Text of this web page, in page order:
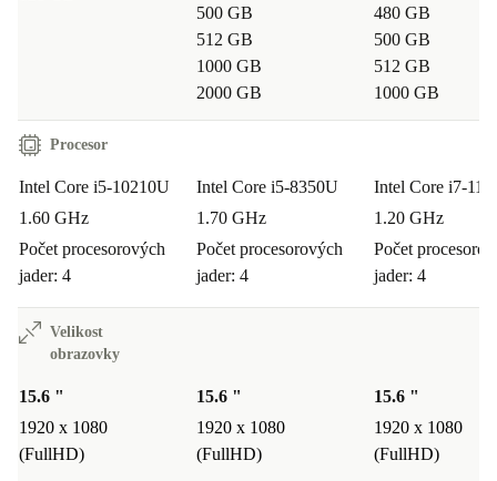
500 GB
512 GB
1000 GB
2000 GB
480 GB
500 GB
512 GB
1000 GB
Procesor
Intel Core i5-10210U
1.60 GHz
Počet procesorových
jader: 4
Intel Core i5-8350U
1.70 GHz
Počet procesorových
jader: 4
Intel Core i7-
1.20 GHz
Počet
jader: 4
Velikost
obrazovky
15.6 "
1920 x 1080
(FullHD)
15.6 "
1920 x 1080
(FullHD)
15.6 "
1920 x 1080
(FullHD)